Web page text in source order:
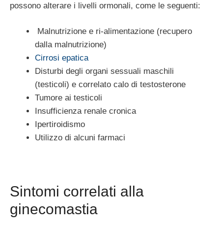
possono alterare i livelli ormonali, come le seguenti:
Malnutrizione e ri-alimentazione (recupero
dalla malnutrizione)
Cirrosi epatica
Disturbi degli organi sessuali maschili
(testicoli) e correlato calo di testosterone
Tumore ai testicoli
Insufficienza renale cronica
Ipertiroidismo
Utilizzo di alcuni farmaci
Sintomi correlati alla
ginecomastia